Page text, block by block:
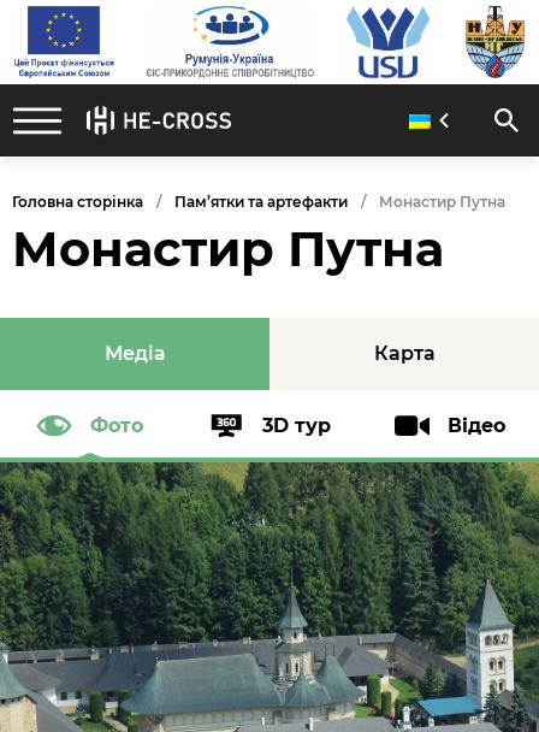
Головна сторінка Пам’ятки та артефакти Монастир Путна
Монастир Путна
Медіа Карта
Фото 3D тур Відео